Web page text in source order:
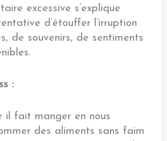
excessive s’explique
d’étouffer l’irruption
de souvenirs, de sentiments
:
il fait manger en nous
des aliments sans faim